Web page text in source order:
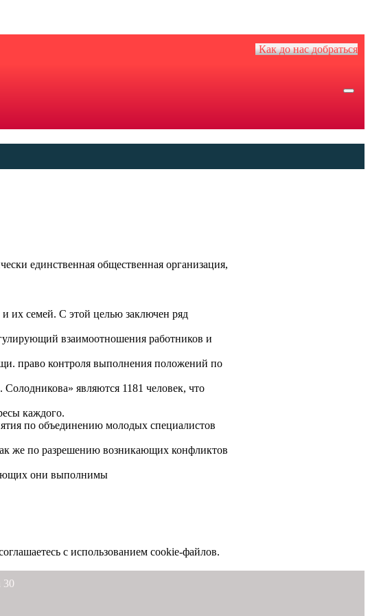
Как до нас добраться
единственная общественная организация,
их семей. С этой целью заключен ряд
взаимоотношения работников и
право контроля выполнения положений по
являются 1181 человек, что
каждого.
по объединению молодых специалистов
же по разрешению возникающих конфликтов
они выполнимы
с использованием cookie-файлов.
30